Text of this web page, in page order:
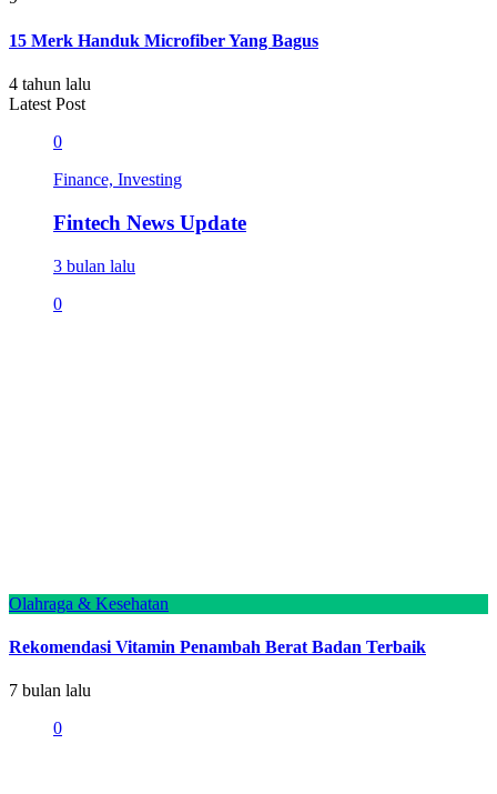
15 Merk Handuk Microfiber Yang Bagus
4 tahun lalu
Latest Post
0
Finance, Investing
Fintech News Update
3 bulan lalu
0
Olahraga & Kesehatan
Rekomendasi Vitamin Penambah Berat Badan Terbaik
7 bulan lalu
0